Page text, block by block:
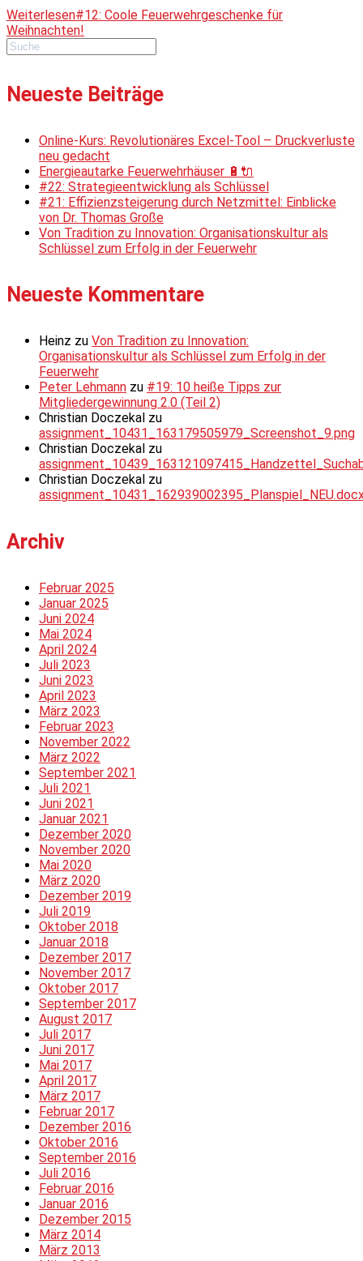
Weiterlesen#12: Coole Feuerwehrgeschenke für
Weihnachten!
Neueste Beiträge
Online-Kurs: Revolutionäres Excel-Tool – Druckverluste
neu gedacht
Energieautarke Feuerwehrhäuser 🔋🔌
#22: Strategieentwicklung als Schlüssel
#21: Effizienzsteigerung durch Netzmittel: Einblicke
von Dr. Thomas Große
Von Tradition zu Innovation: Organisationskultur als
Schlüssel zum Erfolg in der Feuerwehr
Neueste Kommentare
Heinz zu Von Tradition zu Innovation:
Organisationskultur als Schlüssel zum Erfolg in der
Feuerwehr
Peter Lehmann zu #19: 10 heiße Tipps zur
Mitgliedergewinnung 2.0 (Teil 2)
Christian Doczekal zu
assignment_10431_163179505979_Screenshot_9.png
Christian Doczekal zu
Christian Doczekal zu
Archiv
Februar 2025
Januar 2025
Juni 2024
Mai 2024
April 2024
Juli 2023
Juni 2023
April 2023
März 2023
Februar 2023
November 2022
März 2022
September 2021
Juli 2021
Juni 2021
Januar 2021
Dezember 2020
November 2020
Mai 2020
März 2020
Dezember 2019
Juli 2019
Oktober 2018
Januar 2018
Dezember 2017
November 2017
Oktober 2017
September 2017
August 2017
Juli 2017
Juni 2017
Mai 2017
April 2017
März 2017
Februar 2017
Dezember 2016
Oktober 2016
September 2016
Juli 2016
Februar 2016
Januar 2016
Dezember 2015
März 2014
März 2013